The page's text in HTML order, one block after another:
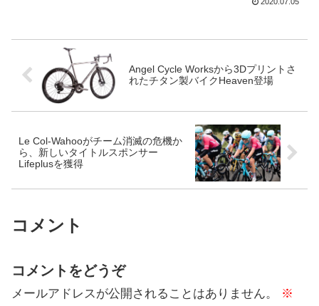
Firstbeat Analytics(ファーストビート・
2020.07.05
Angel Cycle Worksから3Dプリントさ
れたチタン製バイクHeaven登場
Le Col-Wahooがチーム消滅の危機か
ら、新しいタイトルスポンサー
Lifeplusを獲得
コメント
コメントをどうぞ
メールアドレスが公開されることはありません。
※